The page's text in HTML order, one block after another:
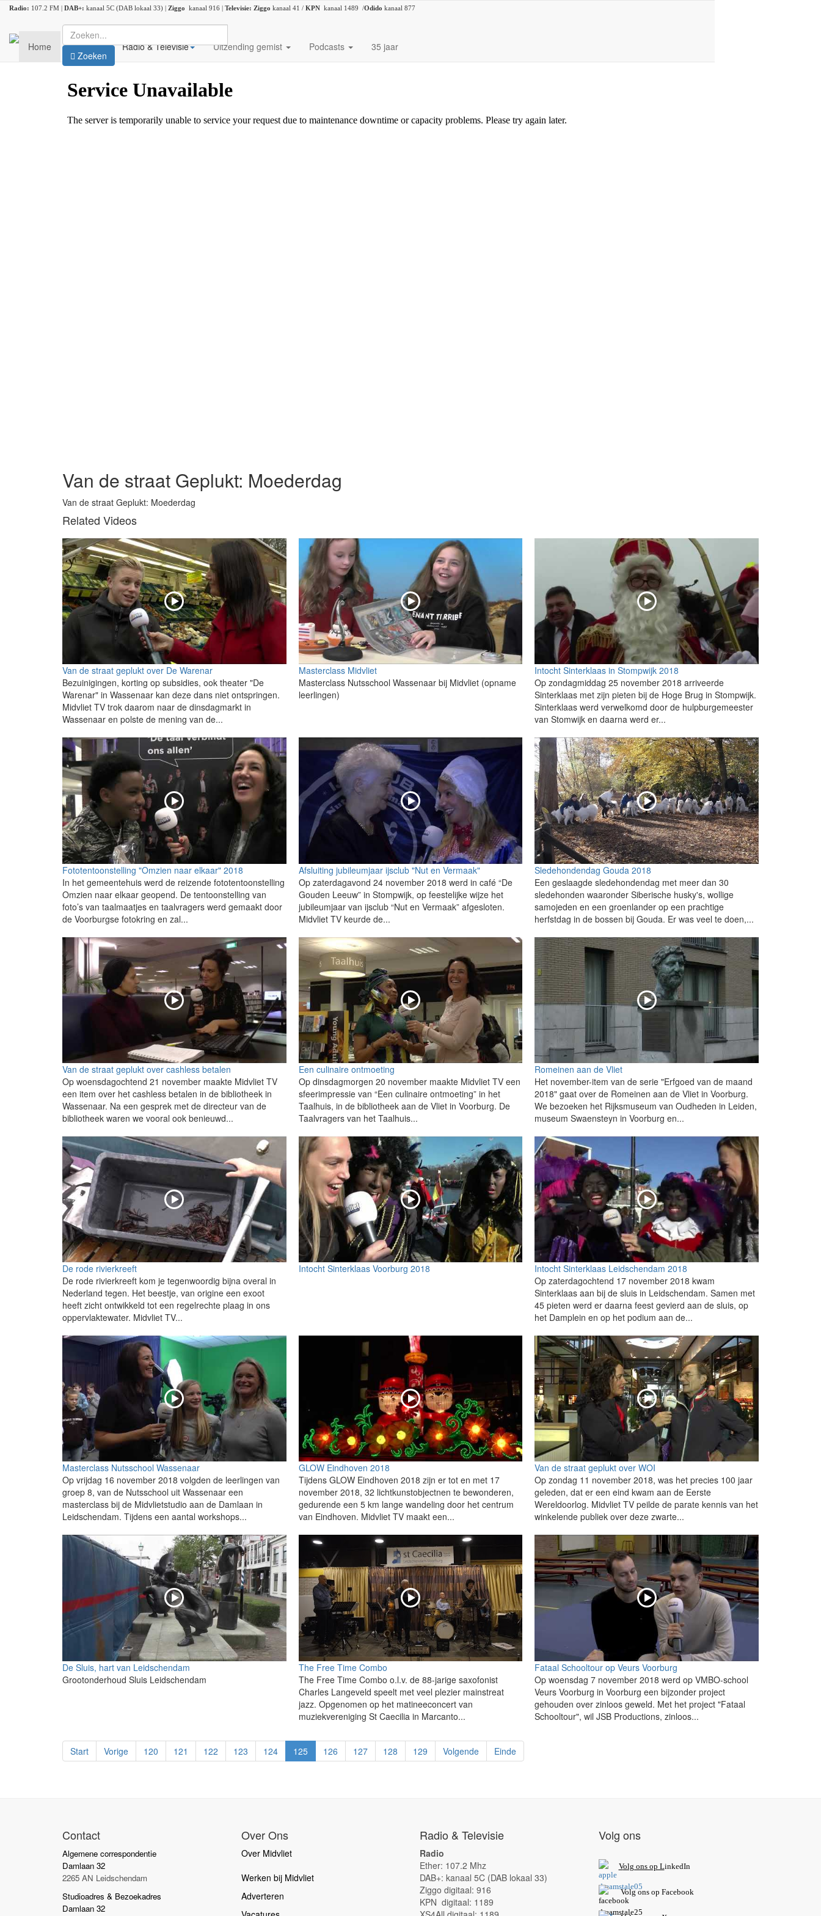
Radio: 107.2 FM | DAB+: kanaal 5C (DAB lokaal 33) | Ziggo kanaal 916 | Televisie: Ziggo kanaal 41 / KPN kanaal 1489 /Odido kanaal 877
Home Nieuws Radio & Televisie Uitzending gemist Podcasts 35 jaar
Zoeken
Van de straat Geplukt: Moederdag
Van de straat Geplukt: Moederdag
Related Videos
Van de straat geplukt over De Warenar
Bezuinigingen, korting op subsidies, ook theater "De
Warenar" in Wassenaar kan deze dans niet ontspringen.
Midvliet TV trok daarom naar de dinsdagmarkt in
Wassenaar en polste de mening van de...
Masterclass Midvliet
Masterclass Nutsschool Wassenaar bij Midvliet (opname
leerlingen)
Intocht Sinterklaas in Stompwijk 2018
Op zondagmiddag 25 november 2018 arriveerde
Sinterklaas met zijn pieten bij de Hoge Brug in Stompwijk.
Sinterklaas werd verwelkomd door de hulpburgemeester
van Stomwijk en daarna werd er...
Fototentoonstelling "Omzien naar elkaar" 2018
In het gemeentehuis werd de reizende fototentoonstelling
Omzien naar elkaar geopend. De tentoonstelling van
foto’s van taalmaatjes en taalvragers werd gemaakt door
de Voorburgse fotokring en zal...
Afsluiting jubileumjaar ijsclub "Nut en Vermaak"
Op zaterdagavond 24 november 2018 werd in café “De
Gouden Leeuw” in Stompwijk, op feestelijke wijze het
jubileumjaar van ijsclub “Nut en Vermaak” afgesloten.
Midvliet TV keurde de...
Sledehondendag Gouda 2018
Een geslaagde sledehondendag met meer dan 30
sledehonden waaronder Siberische husky's, wollige
samojeden en een groenlander op een prachtige
herfstdag in de bossen bij Gouda. Er was veel te doen,...
Van de straat geplukt over cashless betalen
Op woensdagochtend 21 november maakte Midvliet TV
een item over het cashless betalen in de bibliotheek in
Wassenaar. Na een gesprek met de directeur van de
bibliotheek waren we vooral ook benieuwd...
Een culinaire ontmoeting
Op dinsdagmorgen 20 november maakte Midvliet TV een
sfeerimpressie van “Een culinaire ontmoeting” in het
Taalhuis, in de bibliotheek aan de Vliet in Voorburg. De
Taalvragers van het Taalhuis...
Romeinen aan de Vliet
Het november-item van de serie "Erfgoed van de maand
2018" gaat over de Romeinen aan de Vliet in Voorburg.
We bezoeken het Rijksmuseum van Oudheden in Leiden,
museum Swaensteyn in Voorburg en...
De rode rivierkreeft
De rode rivierkreeft kom je tegenwoordig bijna overal in
Nederland tegen. Het beestje, van origine een exoot
heeft zicht ontwikkeld tot een regelrechte plaag in ons
oppervlaktewater. Midvliet TV...
Intocht Sinterklaas Voorburg 2018
Intocht Sinterklaas Leidschendam 2018
Op zaterdagochtend 17 november 2018 kwam
Sinterklaas aan bij de sluis in Leidschendam. Samen met
45 pieten werd er daarna feest gevierd aan de sluis, op
het Damplein en op het podium aan de...
Masterclass Nutsschool Wassenaar
Op vrijdag 16 november 2018 volgden de leerlingen van
groep 8, van de Nutsschool uit Wassenaar een
masterclass bij de Midvlietstudio aan de Damlaan in
Leidschendam. Tijdens een aantal workshops...
GLOW Eindhoven 2018
Tijdens GLOW Eindhoven 2018 zijn er tot en met 17
november 2018, 32 lichtkunstobjectnen te bewonderen,
gedurende een 5 km lange wandeling door het centrum
van Eindhoven. Midvliet TV maakt een...
Van de straat geplukt over WOI
Op zondag 11 november 2018, was het precies 100 jaar
geleden, dat er een eind kwam aan de Eerste
Wereldoorlog. Midvliet TV peilde de parate kennis van het
winkelende publiek over deze zwarte...
De Sluis, hart van Leidschendam
Grootonderhoud Sluis Leidschendam
The Free Time Combo
The Free Time Combo o.l.v. de 88-jarige saxofonist
Charles Langeveld speelt met veel plezier mainstreat
jazz. Opgenomen op het matineeconcert van
muziekvereniging St Caecilia in Marcanto...
Fataal Schooltour op Veurs Voorburg
Op woensdag 7 november 2018 werd op VMBO-school
Veurs Voorburg in Voorburg een bijzonder project
gehouden over zinloos geweld. Met het project "Fataal
Schooltour", wil JSB Productions, zinloos...
Start Vorige 120 121 122 123 124 125 126 127 128 129 Volgende Einde
Contact
Algemene correspondentie
Damlaan 32
2265 AN Leidschendam
Studioadres & Bezoekadres
Damlaan 32
Over Ons
Over Midvliet
Werken bij Midvliet
Adverteren
Radio & Televisie
Radio
Ether: 107.2 Mhz
DAB+: kanaal 5C (DAB lokaal 33)
Ziggo digitaal: 916
KPN digitaal: 1189
Volg ons
Volg ons op LinkedIn
Volg ons op Facebook